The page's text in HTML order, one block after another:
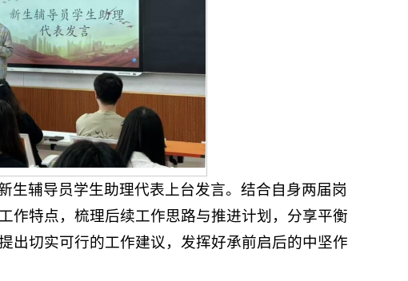
生辅导员学生助理代表上台发言。结合自身两届岗
作特点，梳理后续工作思路与推进计划，分享平衡
出切实可行的工作建议，发挥好承前启后的中坚作